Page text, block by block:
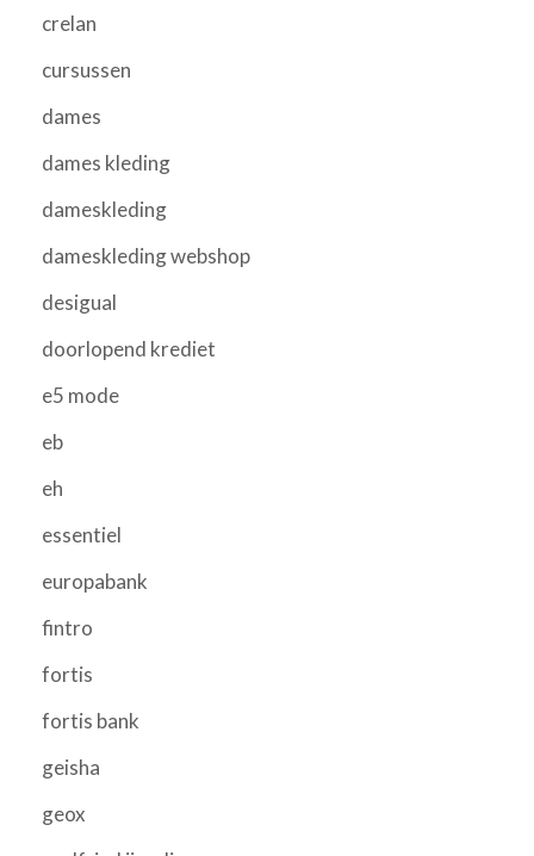
crelan
cursussen
dames
dames kleding
dameskleding
dameskleding webshop
desigual
doorlopend krediet
e5 mode
eb
eh
essentiel
europabank
fintro
fortis
fortis bank
geisha
geox